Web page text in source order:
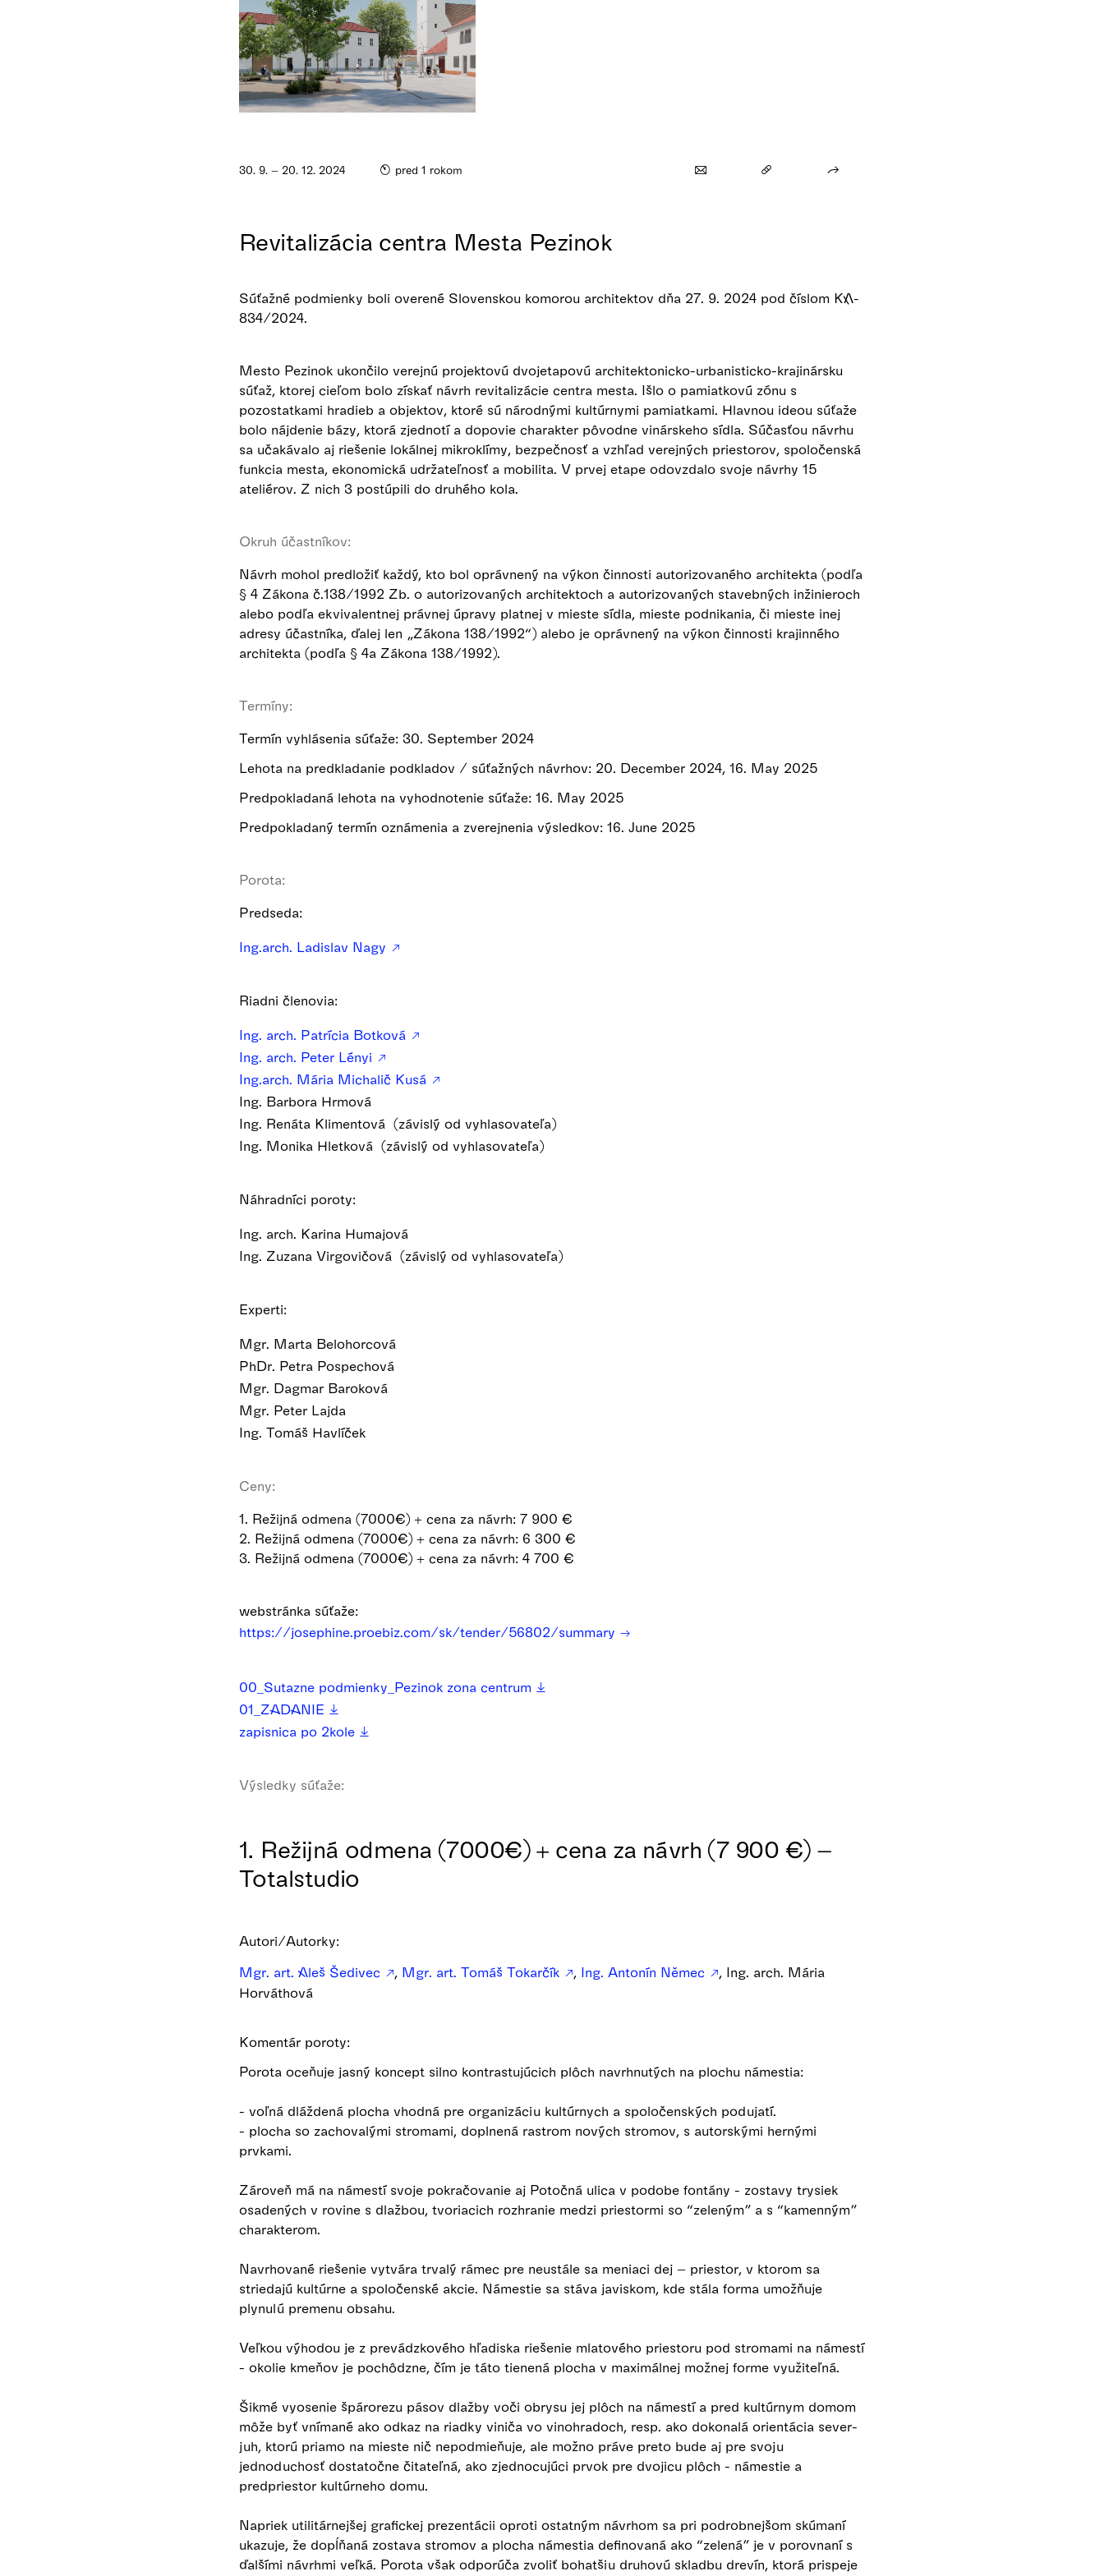
30. 9. – 20. 12. 2024 pred 1 rokom
Revitalizácia centra Mesta Pezinok
Súťažné podmienky boli overené Slovenskou komorou architektov dňa 27. 9. 2024 pod číslom KA-
834/2024.
Mesto Pezinok ukončilo verejnú projektovú dvojetapovú architektonicko-urbanisticko-krajinársku
súťaž, ktorej cieľom bolo získať návrh revitalizácie centra mesta. Išlo o pamiatkovú zónu s
pozostatkami hradieb a objektov, ktoré sú národnými kultúrnymi pamiatkami. Hlavnou ideou súťaže
bolo nájdenie bázy, ktorá zjednotí a dopovie charakter pôvodne vinárskeho sídla. Súčasťou návrhu
sa učakávalo aj riešenie lokálnej mikroklímy, bezpečnosť a vzhľad verejných priestorov, spoločenská
funkcia mesta, ekonomická udržateľnosť a mobilita. V prvej etape odovzdalo svoje návrhy 15
ateliérov. Z nich 3 postúpili do druhého kola.
Okruh účastníkov:
Návrh mohol predložiť každý, kto bol oprávnený na výkon činnosti autorizovaného architekta (podľa
§ 4 Zákona č.138/1992 Zb. o autorizovaných architektoch a autorizovaných stavebných inžinieroch
alebo podľa ekvivalentnej právnej úpravy platnej v mieste sídla, mieste podnikania, či mieste inej
adresy účastníka, ďalej len „Zákona 138/1992“) alebo je oprávnený na výkon činnosti krajinného
architekta (podľa § 4a Zákona 138/1992).
Termíny:
Termín vyhlásenia súťaže: 30. September 2024
Lehota na predkladanie podkladov / súťažných návrhov: 20. December 2024, 16. May 2025
Predpokladaná lehota na vyhodnotenie súťaže: 16. May 2025
Predpokladaný termín oznámenia a zverejnenia výsledkov: 16. June 2025
Porota:
Predseda:
Ing.arch. Ladislav Nagy
Riadni členovia:
Ing. arch. Patrícia Botková
Ing. arch. Peter Lényi
Ing.arch. Mária Michalič Kusá
Ing. Barbora Hrmová
Ing. Renáta Klimentová (závislý od vyhlasovateľa)
Ing. Monika Hletková (závislý od vyhlasovateľa)
Náhradníci poroty:
Ing. arch. Karina Humajová
Ing. Zuzana Virgovičová (závislý od vyhlasovateľa)
Experti:
Mgr. Marta Belohorcová
PhDr. Petra Pospechová
Mgr. Dagmar Baroková
Mgr. Peter Lajda
Ing. Tomáš Havlíček
Ceny:
1. Režijná odmena (7000€) + cena za návrh: 7 900 €
2. Režijná odmena (7000€) + cena za návrh: 6 300 €
3. Režijná odmena (7000€) + cena za návrh: 4 700 €
webstránka súťaže:
https://josephine.proebiz.com/sk/tender/56802/summary
00_Sutazne podmienky_Pezinok zona centrum
01_ZADANIE
zapisnica po 2kole
Výsledky súťaže:
1. Režijná odmena (7000€) + cena za návrh (7 900 €) –
Totalstudio
Autori/Autorky:
Mgr. art. Aleš Šedivec
Mgr. art. Tomáš Tokarčík Ing. Antonín Němec
, Ing. arch. Mária
Horváthová
Komentár poroty:
Porota oceňuje jasný koncept silno kontrastujúcich plôch navrhnutých na plochu námestia:
- voľná dláždená plocha vhodná pre organizáciu kultúrnych a spoločenských podujatí.
- plocha so zachovalými stromami, doplnená rastrom nových stromov, s autorskými hernými
prvkami.
Zároveň má na námestí svoje pokračovanie aj Potočná ulica v podobe fontány - zostavy trysiek
osadených v rovine s dlažbou, tvoriacich rozhranie medzi priestormi so “zeleným” a s “kamenným”
charakterom.
Navrhované riešenie vytvára trvalý rámec pre neustále sa meniaci dej – priestor, v ktorom sa
striedajú kultúrne a spoločenské akcie. Námestie sa stáva javiskom, kde stála forma umožňuje
plynulú premenu obsahu.
Veľkou výhodou je z prevádzkového hľadiska riešenie mlatového priestoru pod stromami na námestí
- okolie kmeňov je pochôdzne, čím je táto tienená plocha v maximálnej možnej forme využiteľná.
Šikmé vyosenie špárorezu pásov dlažby voči obrysu jej plôch na námestí a pred kultúrnym domom
môže byť vnímané ako odkaz na riadky viniča vo vinohradoch, resp. ako dokonalá orientácia sever-
juh, ktorú priamo na mieste nič nepodmieňuje, ale možno práve preto bude aj pre svoju
jednoduchosť dostatočne čitateľná, ako zjednocujúci prvok pre dvojicu plôch - námestie a
predpriestor kultúrneho domu.
Napriek utilitárnejšej grafickej prezentácii oproti ostatným návrhom sa pri podrobnejšom skúmaní
ukazuje, že dopĺňaná zostava stromov a plocha námestia definovaná ako “zelená” je v porovnaní s
ďalšími návrhmi veľká. Porota však odporúča zvoliť bohatšiu druhovú skladbu drevín, ktorá prispeje